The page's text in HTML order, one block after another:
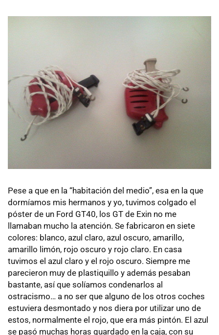
Pese a que en la “habitación del medio”, esa en la que
dormíamos mis hermanos y yo, tuvimos colgado el
póster de un Ford GT40, los GT de Exin no me
llamaban mucho la atención. Se fabricaron en siete
colores: blanco, azul claro, azul oscuro, amarillo,
amarillo limón, rojo oscuro y rojo claro. En casa
tuvimos el azul claro y el rojo oscuro. Siempre me
parecieron muy de plastiquillo y además pesaban
bastante, así que solíamos condenarlos al
ostracismo… a no ser que alguno de los otros coches
estuviera desmontado y nos diera por utilizar uno de
estos, normalmente el rojo, que era más pintón. El azul
se pasó muchas horas guardado en la caja, con su